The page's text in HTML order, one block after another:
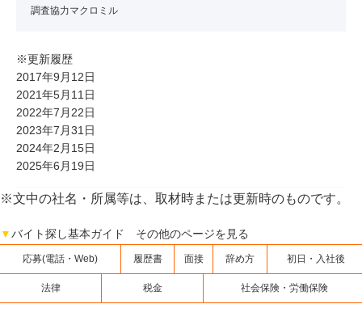
調査協力マクロミル
※更新履歴
2017年9月12日
2021年5月11日
2022年7月22日
2023年7月31日
2024年2月15日
2025年6月19日
※文中の社名・所属等は、取材時または更新時のものです。
▼バイト探し基本ガイド その他のページを見る
応募(電話・Web) 履歴書 面接 辞め方 初日・入社後
法律 税金 社会保険・労働保険